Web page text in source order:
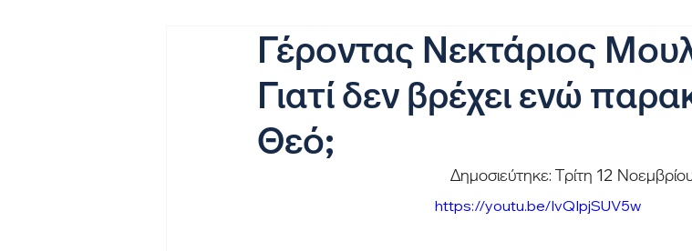
Γέροντας Νεκτάριος
Γιατί δεν βρέχει ενώ
Θεό;
Δημοσιεύτηκε: Τρίτη 12
https://youtu.be/lvQIpjSUV5w